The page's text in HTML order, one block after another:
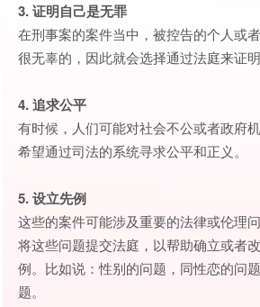
3. 证明自己是无罪
在刑事案的案件当中，被控告的个人或
很无辜的，因此就会选择通过法庭来证明
4. 追求公平
有时候，人们可能对社会不公或者政府
希望通过司法的系统寻求公平和正义。
5. 设立先例
这些的案件可能涉及重要的法律或伦理
将这些问题提交法庭，以帮助确立或者
例。比如说：性别的问题，同性恋的问
题。